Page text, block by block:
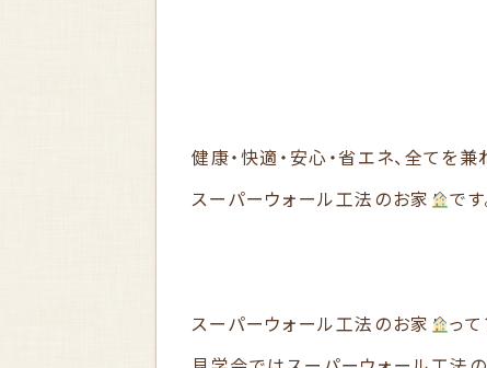
健康・快適・安心・省エネ、全てを
スーパーウォール工法のお家
です
スーパーウォール工法のお家
って